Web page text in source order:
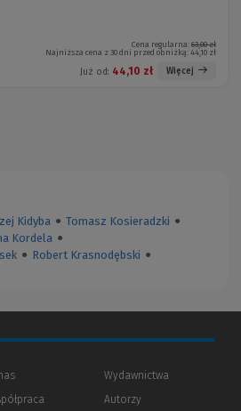
Cena regularna: 63,00 zł
Najniższa cena z 30 dni przed obniżką: 44,10 zł
Już od: 44,10 zł Więcej
Kidyba ● Tomasz Kosieradzki ●
Kordela ●
● Robert Krasnodębski ●
Wydawnictwa
Autorzy